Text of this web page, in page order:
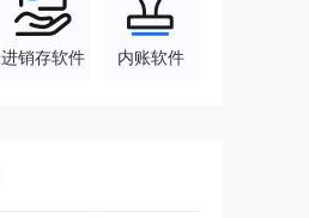
进销存软件 内账软件